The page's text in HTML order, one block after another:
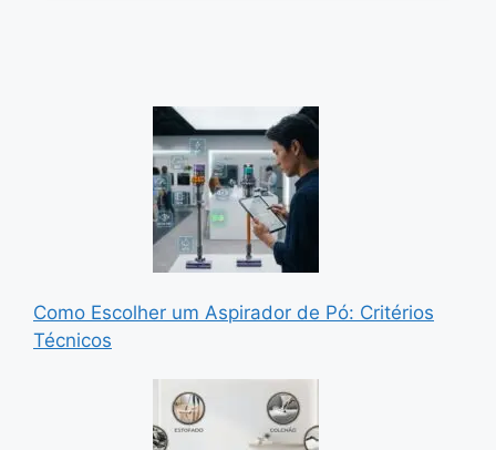
Como Escolher um Aspirador de Pó: Critérios
Técnicos